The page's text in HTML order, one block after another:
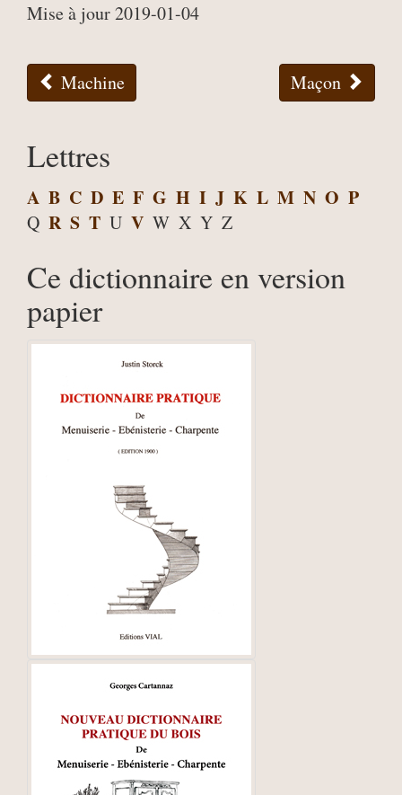
Mise à jour 2019-01-04
Machine Maçon
Lettres
A B C D E F G H I J K L M N O P
Q R S T U V W X Y Z
Ce dictionnaire en version
papier